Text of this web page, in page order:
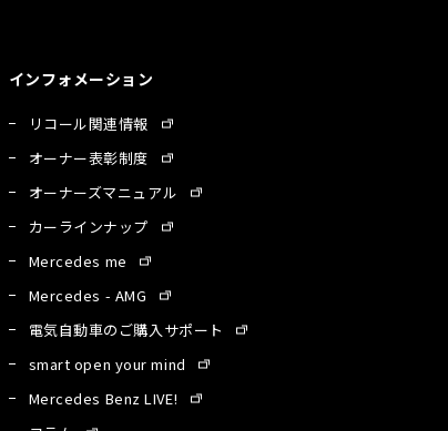
インフォメーション
リコール関連情報
オーナー表彰制度
オーナーズマニュアル
カーラインナップ
Mercedes me
Mercedes - AMG
電気自動車のご購入サポート
smart open your mind
Mercedes Benz LIVE!